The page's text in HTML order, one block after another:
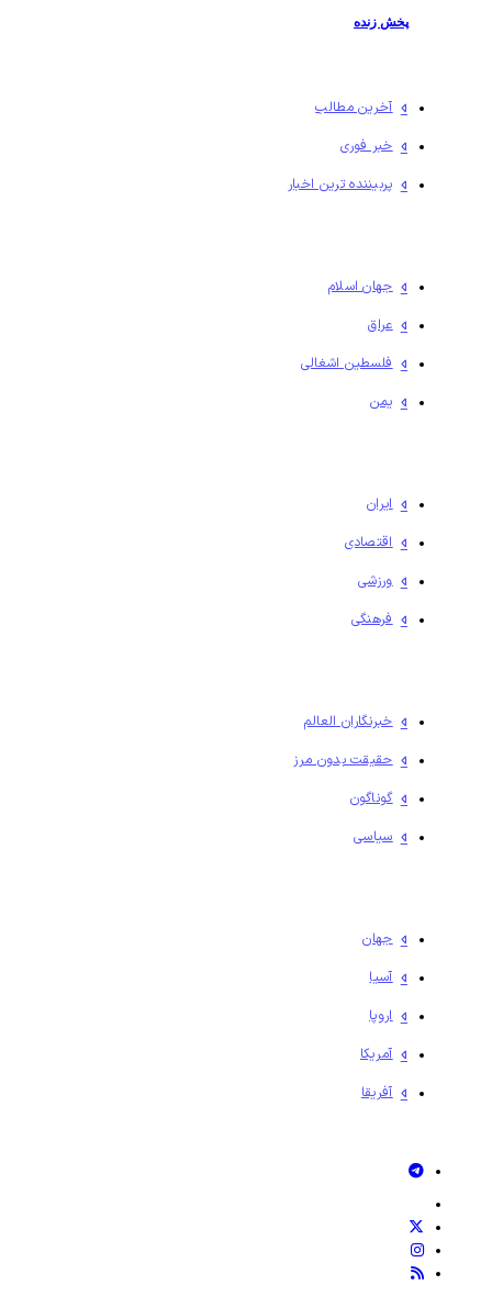
پخش زنده
آخرین مطالب
خبر فوری
پربیننده ترین اخبار
جهان اسلام
عراق
فلسطين اشغالی
یمن
ایران
اقتصادی
ورزشی
فرهنگی
خبرنگاران العالم
حقیقت بدون مرز
گوناگون
سیاسی
جهان
آسیا
اروپا
آمریکا
آفریقا